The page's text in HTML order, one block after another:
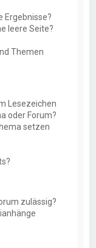
Ergebnisse?
leere Seite?
Themen
Lesezeichen
oder Forum?
setzen
zulässig?